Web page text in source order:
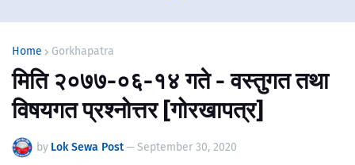
Home Gorkhapatra
मिति २०७७-०६-१४ गते - वस्तुगत तथा
विषयगत प्रश्नोत्तर [गोरखापत्र]
by Lok Sewa Post—September 30, 2020